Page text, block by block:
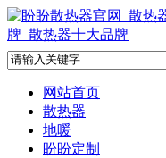
网站首页
散热器
地暖
盼盼定制